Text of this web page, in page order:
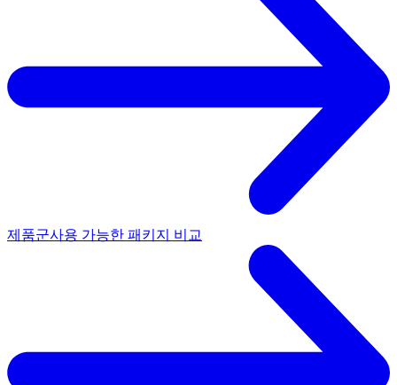
제품군사용 가능한 패키지 비교